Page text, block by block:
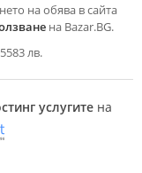
на обява в сайта
на Bazar.BG.
лв.
услугитена